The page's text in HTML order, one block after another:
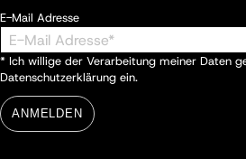
E-Mail Adresse
* Ich willige der Verarbeitung meiner Daten
Datenschutzerklärung ein.
ANMELDEN